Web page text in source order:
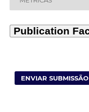
ENVIAR SUBMISSÃO